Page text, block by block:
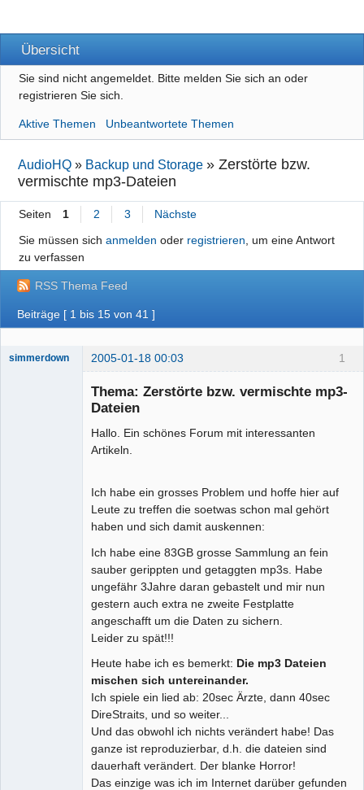
Übersicht
Sie sind nicht angemeldet. Bitte melden Sie sich an oder
registrieren Sie sich.
Aktive Themen Unbeantwortete Themen
AudioHQ » Backup und Storage »Zerstörte bzw.
vermischte mp3-Dateien
Seiten 1 2 3
Nächste
Sie müssen sich anmelden oder registrieren , um eine Antwort
zu verfassen
RSS Thema Feed
Beiträge [ 1 bis 15 von 41 ]
1
simmerdown 2005-01-18 00:03
Thema: Zerstörte bzw. vermischte mp3-
Dateien
Hallo. Ein schönes Forum mit interessanten
Artikeln.
Ich habe ein grosses Problem und hoffe hier auf
Leute zu treffen die soetwas schon mal gehört
haben und sich damit auskennen:
Ich habe eine 83GB grosse Sammlung an fein
sauber gerippten und getaggten mp3s. Habe
ungefähr 3Jahre daran gebastelt und mir nun
gestern auch extra ne zweite Festplatte
angeschafft um die Daten zu sichern.
Leider zu spät!!!
Heute habe ich es bemerkt: Die mp3 Dateien
mischen sich untereinander.
Ich spiele ein lied ab: 20sec Ärzte, dann 40sec
DireStraits, und so weiter...
Und das obwohl ich nichts verändert habe! Das
ganze ist reproduzierbar, d.h. die dateien sind
dauerhaft verändert. Der blanke Horror!
Das einzige was ich im Internet darüber gefunden